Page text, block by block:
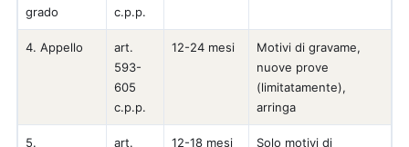
grado
c.p.p.
4. Appello
art.
593-
605
c.p.p.
12-24 mesi
Motivi di gravame,
nuove prove
(limitatamente),
arringa
5.
art.
12-18 mesi
Solo motivi di